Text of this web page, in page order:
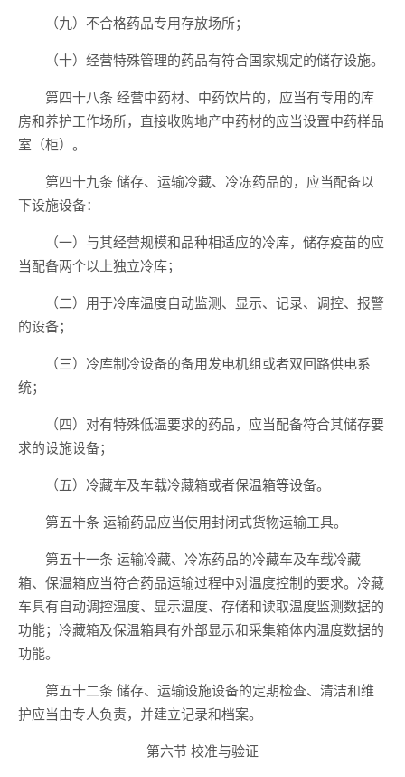
（九）不合格药品专用存放场所；
（十）经营特殊管理的药品有符合国家规定的储存设施。
第四十八条 经营中药材、中药饮片的，应当有专用的库
房和养护工作场所，直接收购地产中药材的应当设置中药样品
室（柜）。
第四十九条 储存、运输冷藏、冷冻药品的，应当配备以
下设施设备：
（一）与其经营规模和品种相适应的冷库，储存疫苗的应
当配备两个以上独立冷库；
（二）用于冷库温度自动监测、显示、记录、调控、报警
的设备；
（三）冷库制冷设备的备用发电机组或者双回路供电系
统；
（四）对有特殊低温要求的药品，应当配备符合其储存要
求的设施设备；
（五）冷藏车及车载冷藏箱或者保温箱等设备。
第五十条 运输药品应当使用封闭式货物运输工具。
第五十一条 运输冷藏、冷冻药品的冷藏车及车载冷藏
箱、保温箱应当符合药品运输过程中对温度控制的要求。冷藏
车具有自动调控温度、显示温度、存储和读取温度监测数据的
功能；冷藏箱及保温箱具有外部显示和采集箱体内温度数据的
功能。
第五十二条 储存、运输设施设备的定期检查、清洁和维
护应当由专人负责，并建立记录和档案。
第六节 校准与验证